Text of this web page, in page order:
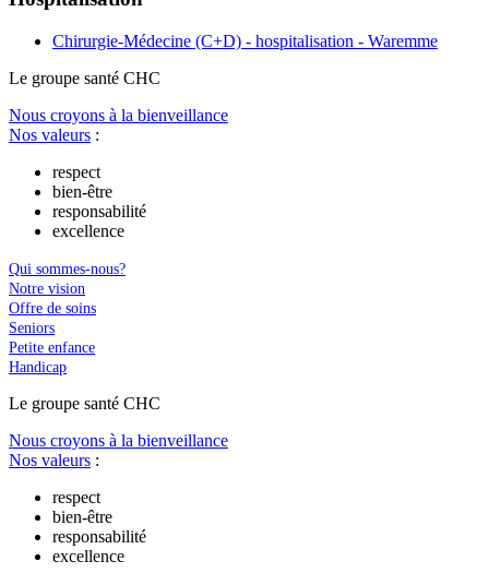
Chirurgie-Médecine (C+D) - hospitalisation - Waremme
Le groupe santé CHC
Nous croyons à la bienveillance
Nos valeurs :
respect
bien-être
responsabilité
excellence
Qui sommes-nous?
Notre vision
Offre de soins
Seniors
Petite enfance
Handicap
Le groupe santé CHC
Nous croyons à la bienveillance
Nos valeurs :
respect
bien-être
responsabilité
excellence